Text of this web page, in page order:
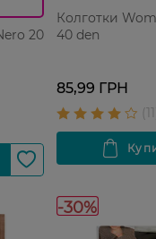
20
Колготки
40 den
85,99 ГРН
-30%